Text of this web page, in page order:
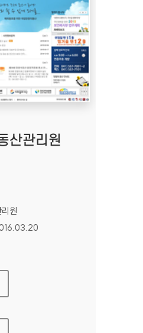
산관리원
원
관리원 홈페이지